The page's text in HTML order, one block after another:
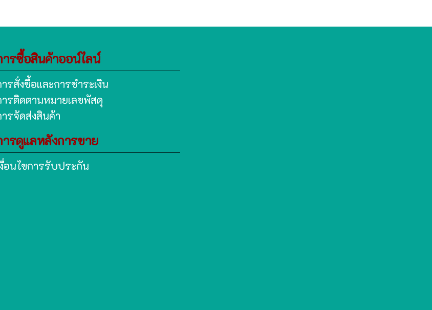
ารซื้อสินค้าออน์ไลน์
รสั่งซื้อและการชำระเงิน
รติดตามหมายเลขพัสดุ
รจัดส่งสินค้า
รดูแลหลังการขาย
อนไขการรับประกัน